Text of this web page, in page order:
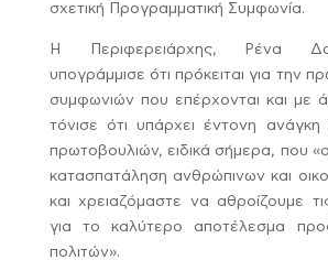
σχετική Προγραμματική Συμφωνία.
Η Περιφερειάρχης, Ρένα
υπογράμμισε ότι πρόκειται για την
συμφωνιών που επέρχονται και με
τόνισε ότι υπάρχει έντονη ανάγκη
πρωτοβουλιών, ειδικά σήμερα, που
κατασπατάληση ανθρώπινων και
και χρειαζόμαστε να αθροίζουμε
για το καλύτερο αποτέλεσμα
πολιτών».